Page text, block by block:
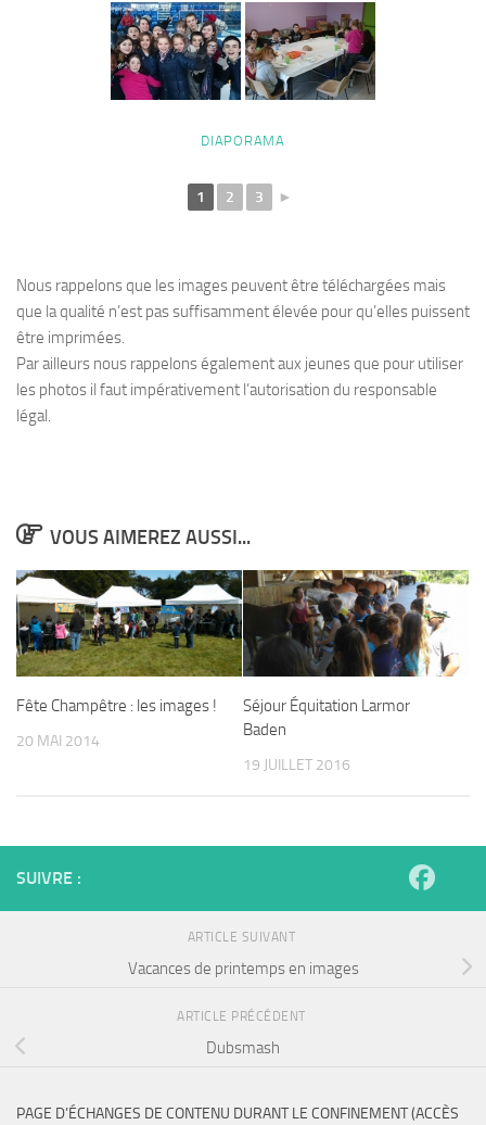
DIAPORAMA
1 2 3 ►
Nous rappelons que les images peuvent être téléchargées mais
que la qualité n’est pas suffisamment élevée pour qu’elles puissent
être imprimées.
Par ailleurs nous rappelons également aux jeunes que pour utiliser
les photos il faut impérativement l’autorisation du responsable
légal.
VOUS AIMEREZ AUSSI...
Fête Champêtre : les images !
20 MAI 2014
Séjour Équitation Larmor
Baden
19 JUILLET 2016
SUIVRE :
ARTICLE SUIVANT
Vacances de printemps en images
ARTICLE PRÉCÉDENT
Dubsmash
PAGE D’ÉCHANGES DE CONTENU DURANT LE CONFINEMENT (ACCÈS